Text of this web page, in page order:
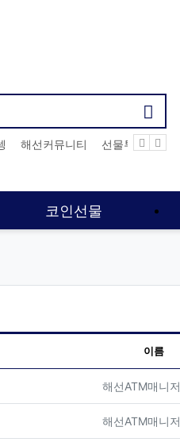
해선커뮤니티 선물투자
코인선물
이름
등록자
해선ATM매니저
등록자
해선ATM매니저